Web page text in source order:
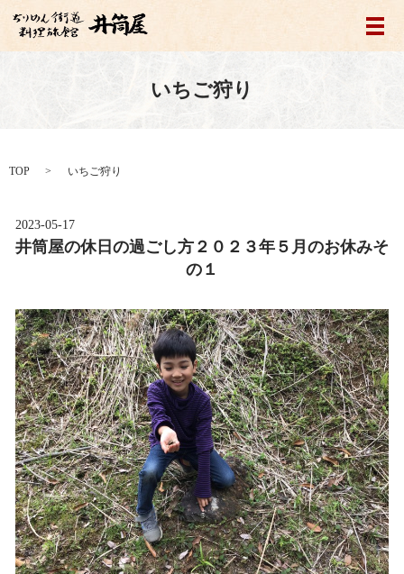
メ
いちご狩り
TOP いちご狩り
2023-05-17
井筒屋の休日の過ごし方２０２３年５月のお休みそ
の１